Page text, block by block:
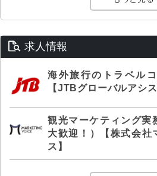
求人情報
海外旅行のトラベル
【JTBグローバルアシス
観光マーケティング実
大歓迎！）【株式会社
ス】